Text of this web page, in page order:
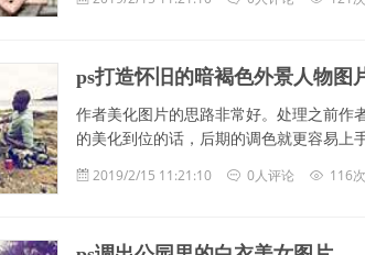
ps打造怀旧的暗褐色外景人物图
作者美化图片的思路非常好。处理之前作
的美化到位的话，后期的调色就更容易上手
2019/2/15 11:21:10 0人评论 116